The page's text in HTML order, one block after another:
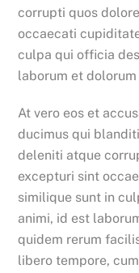
corrupti quos
occaecati
culpa qui officia
laborum et dolorum
At vero eos et
ducimus qui
deleniti atque
excepturi sint
similique sunt in
animi, id est
quidem rerum
libero tempore,